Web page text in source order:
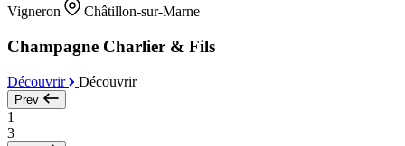
Vigneron Châtillon-sur-Marne
Champagne Charlier & Fils
Découvrir Découvrir
Prev
1
3